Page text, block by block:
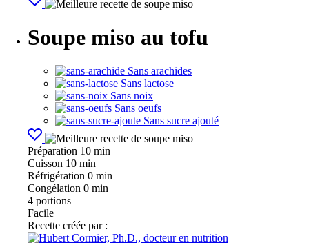
Soupe miso au tofu
Sans arachides
Sans lactose
Sans noix
Sans oeufs
Sans sucre ajouté
Préparation 10 min
Cuisson 10 min
Réfrigération 0 min
Congélation 0 min
4 portions
Facile
Recette créée par :